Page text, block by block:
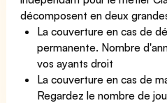
décomposent en deux
La couverture en cas de
permanente. Nombre
vos ayants droit
La couverture en cas de
Regardez le nombre de